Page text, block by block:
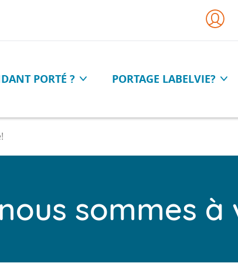
PORTÉ ? PORTAGE LABELVIE?
sommes à